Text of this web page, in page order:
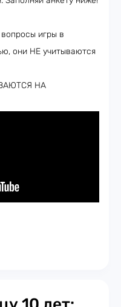
игры в
они НЕ учитываются
НА